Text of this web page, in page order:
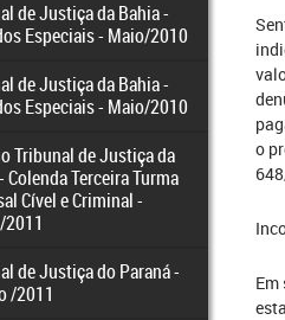
de Justiça da Bahia -
Especiais - Maio/2010
de Justiça da Bahia -
Especiais - Maio/2010
Tribunal de Justiça da
Colenda Terceira Turma
Cível e Criminal -
de Justiça do Paraná -
/2011
o